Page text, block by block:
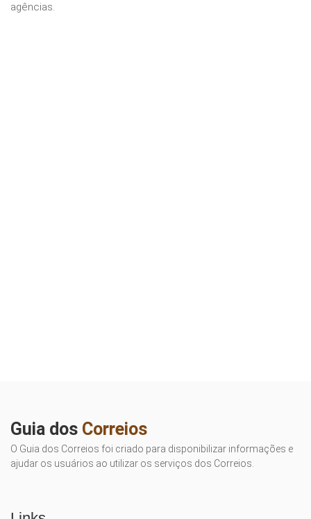
agências.
Guia dos Correios
O Guia dos Correios foi criado para disponibilizar informações e
ajudar os usuários ao utilizar os serviços dos Correios.